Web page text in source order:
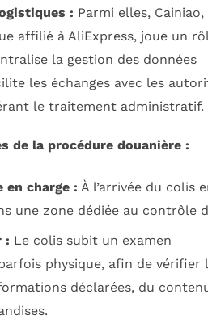
: Parmi elles, Cainiao,
affilié à AliExpress, joue un
la gestion des données
les échanges avec les
le traitement administratif.
de la procédure douanière :
en charge : À l’arrivée du colis
une zone dédiée au contrôle
: Le colis subit un examen
physique, afin de vérifier
déclarées, du